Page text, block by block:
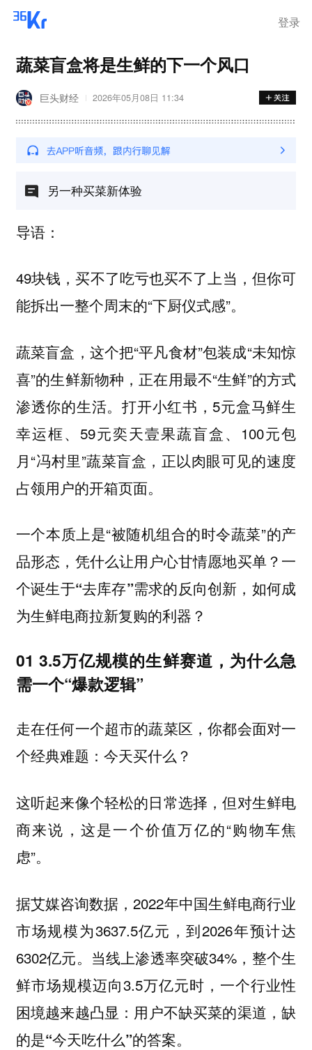
登录
蔬菜盲盒将是生鲜的下一个风口
巨头财经 2026年05月08日 11:34
另一种买菜新体验
导语：
49块钱，买不了吃亏也买不了上当，但你可
能拆出一整个周末的“下厨仪式感”。
蔬菜盲盒，这个把“平凡食材”包装成“未知惊
喜”的生鲜新物种，正在用最不“生鲜”的方式
渗透你的生活。打开小红书，5元盒马鲜生
幸运框、59元奕天壹果蔬盲盒、100元包
月“冯村里”蔬菜盲盒，正以肉眼可见的速度
占领用户的开箱页面。
一个本质上是“被随机组合的时令蔬菜”的产
品形态， 凭什么让用户心甘情愿地买单？一
个诞生于“去库存”需求的反向创新，如何成
为生鲜电商拉新复购的利器？
01 3.5万亿规模的生鲜赛道，为什么急
需一个“爆款逻辑”
走在任何一个超市的蔬菜区，你都会面对一
个经典难题：今天买什么？
这听起来像个轻松的日常选择，但对生鲜电
商来说，这是一个价值万亿的“购物车焦
虑”。
据艾媒咨询数据，2022年中国生鲜电商行业
市场规模为3637.5亿元，到2026年预计达
6302亿元。当线上渗透率突破34%，整个生
鲜市场规模迈向3.5万亿元时，一个行业性
困境越来越凸显： 用户不缺买菜的渠道，缺
的是“今天吃什么”的答案。